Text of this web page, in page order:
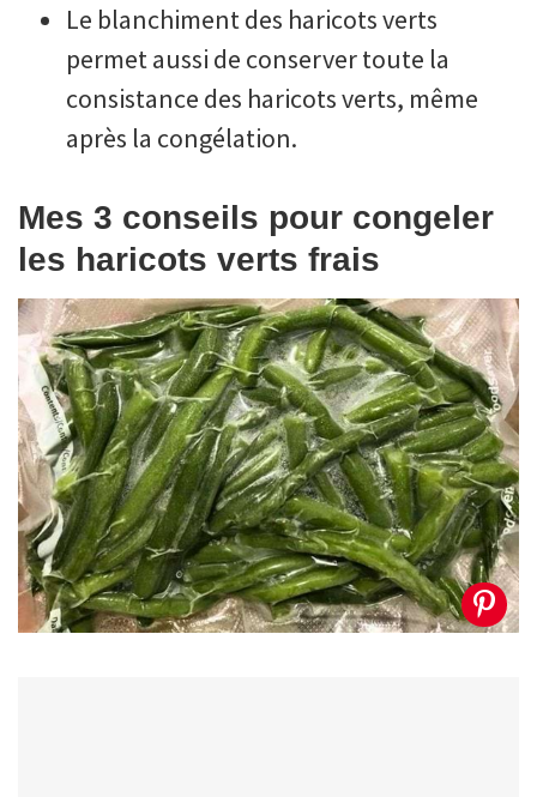
Le blanchiment des haricots verts
permet aussi de conserver toute la
consistance des haricots verts, même
après la congélation.
Mes 3 conseils pour congeler
les haricots verts frais